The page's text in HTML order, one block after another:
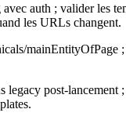
auth ; valider les
les URLs changent.
mainEntityOfPage ;
legacy post-lancement